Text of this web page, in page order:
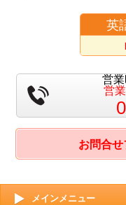
英
営
営
お問合
メインメニュー